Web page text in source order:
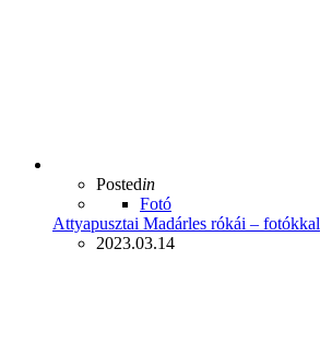
Postedin
Fotó
Attyapusztai Madárles rókái – fotókkal
2023.03.14